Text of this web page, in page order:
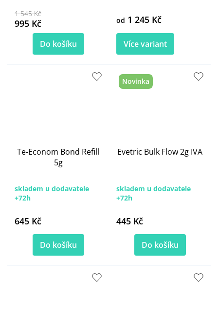
1 545 Kč
995 Kč
Do košíku
od 1 245 Kč
Více variant
Te-Econom Bond Refill
5g
skladem u dodavatele
+72h
645 Kč
Do košíku
Novinka
Evetric Bulk Flow 2g IVA
skladem u dodavatele
+72h
445 Kč
Do košíku